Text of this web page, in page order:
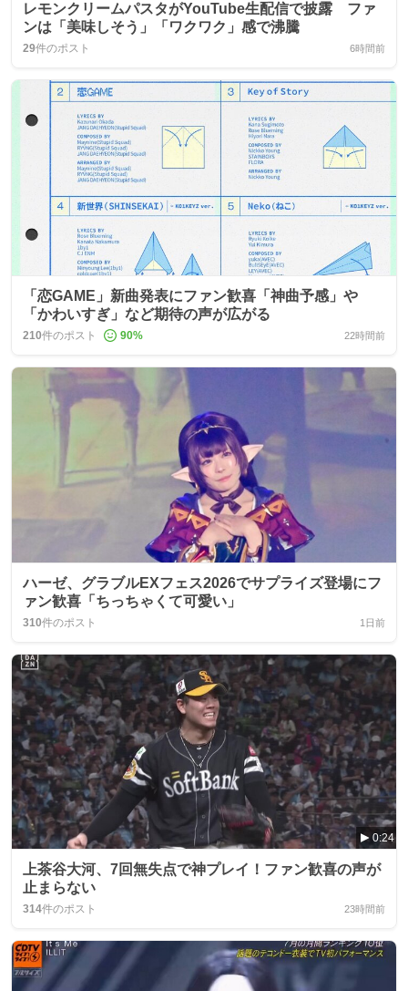
レモンクリームパスタがYouTube生配信で披露 ファ
ンは「美味しそう」「ワクワク」感で沸騰
29件のポスト 6時間前
「恋GAME」新曲発表にファン歓喜「神曲予感」や
「かわいすぎ」など期待の声が広がる
210件のポスト 90% 22時間前
ハーゼ、グラブルEXフェス2026でサプライズ登場にフ
ァン歓喜「ちっちゃくて可愛い」
310件のポスト 1日前
0:24
上茶谷大河、7回無失点で神プレイ！ファン歓喜の声が
止まらない
314件のポスト 23時間前